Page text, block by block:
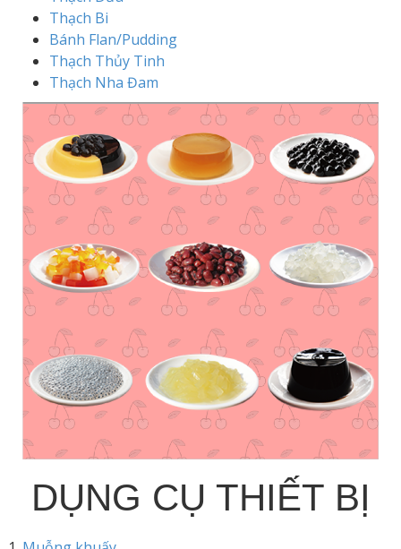
Thạch Bi
Bánh Flan/Pudding
Thạch Thủy Tinh
Thạch Nha Đam
DỤNG CỤ THIẾT BỊ